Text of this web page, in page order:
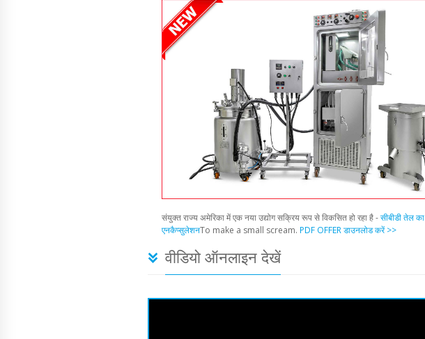
संयुक्त राज्य अमेरिका में एक नया उद्योग सक्रिय रूप से विकसित हो रहा है -सीबीडी तेल का
एनकैप्सुलेशनTo make a small scream. PDF OFFER डाउनलोड करें >>
वीडियो ऑनलाइन देखें